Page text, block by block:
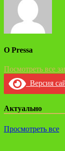
О Pressa
Посмотреть все
Версия
Актуально
Просмотреть все